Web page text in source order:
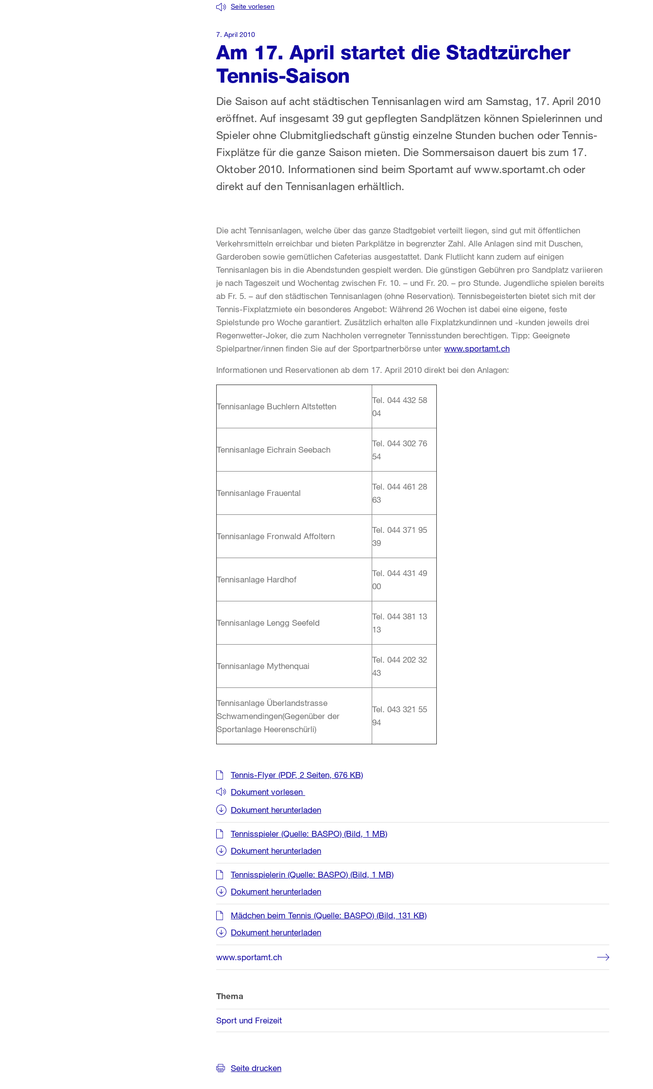
Am 17. April startet die Stadtzürcher
Tennis-Saison
Seite vorlesen
Die Saison auf acht städtischen Tennisanlagen wird am Samstag, 17. April 2010
eröffnet. Auf insgesamt 39 gut gepflegten Sandplätzen können Spielerinnen und
Spieler ohne Clubmitgliedschaft günstig einzelne Stunden buchen oder Tennis-
Fixplätze für die ganze Saison mieten. Die Sommersaison dauert bis zum 17.
Oktober 2010. Informationen sind beim Sportamt auf www.sportamt.ch oder
direkt auf den Tennisanlagen erhältlich.
7. April 2010
Die acht Tennisanlagen, welche über das ganze Stadtgebiet verteilt liegen, sind gut mit öffentlichen
Verkehrsmitteln erreichbar und bieten Parkplätze in begrenzter Zahl. Alle Anlagen sind mit Duschen,
Garderoben sowie gemütlichen Cafeterias ausgestattet. Dank Flutlicht kann zudem auf einigen
Tennisanlagen bis in die Abendstunden gespielt werden. Die günstigen Gebühren pro Sandplatz variieren
je nach Tageszeit und Wochentag zwischen Fr. 10. – und Fr. 20. – pro Stunde. Jugendliche spielen bereits
ab Fr. 5. – auf den städtischen Tennisanlagen (ohne Reservation). Tennisbegeisterten bietet sich mit der
Tennis-Fixplatzmiete ein besonderes Angebot: Während 26 Wochen ist dabei eine eigene, feste
Spielstunde pro Woche garantiert. Zusätzlich erhalten alle Fixplatzkundinnen und -kunden jeweils drei
Regenwetter-Joker, die zum Nachholen verregneter Tennisstunden berechtigen. Tipp: Geeignete
Spielpartner/innen finden Sie auf der Sportpartnerbörse unterwww.sportamt.ch
Informationen und Reservationen ab dem 17. April 2010 direkt bei den Anlagen:
Tennisanlage Buchlern Altstetten
Tel. 044 432 58
04
Tennisanlage Eichrain Seebach
Tel. 044 302 76
54
Tennisanlage Frauental
Tel. 044 461 28
63
Tennisanlage Fronwald Affoltern
Tel. 044 371 95
39
Tennisanlage Hardhof
Tel. 044 431 49
00
Tennisanlage Lengg Seefeld
Tel. 044 381 13
13
Tennisanlage Mythenquai
Tel. 044 202 32
43
Tennisanlage Überlandstrasse
Schwamendingen(Gegenüber der
Sportanlage Heerenschürli)
Tel. 043 321 55
94
Weitere
Informationen
Tennis-Flyer (PDF, 2 Seiten, 676 KB)
Dokument vorlesen
Dokument herunterladen
Tennisspieler (Quelle: BASPO) (Bild, 1 MB)
Dokument herunterladen
Tennisspielerin (Quelle: BASPO) (Bild, 1 MB)
Dokument herunterladen
Mädchen beim Tennis (Quelle: BASPO) (Bild, 131 KB)
Dokument herunterladen
www.sportamt.ch
Thema
Sport und Freizeit
Seite drucken